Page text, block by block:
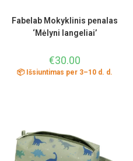
Fabelab Mokyklinis penalas
‘Mėlyni langeliai’
€30.00
📦 Išsiuntimas per 3–10 d. d.